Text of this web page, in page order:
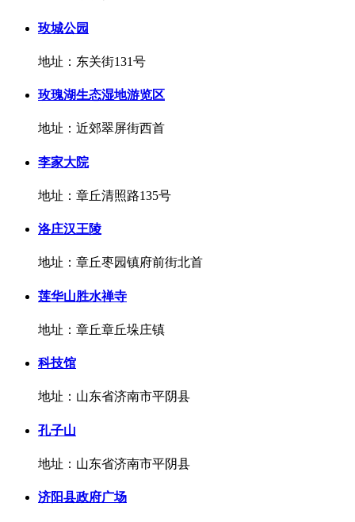
玫城公园
地址：东关街131号
玫瑰湖生态湿地游览区
地址：近郊翠屏街西首
李家大院
地址：章丘清照路135号
洛庄汉王陵
地址：章丘枣园镇府前街北首
莲华山胜水禅寺
地址：章丘章丘垛庄镇
科技馆
地址：山东省济南市平阴县
孔子山
地址：山东省济南市平阴县
济阳县政府广场